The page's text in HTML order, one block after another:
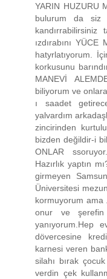
YARIN HUZURU
bulurum da siz
kandırrabilirsiniz
ızdırabını
hatyrlatıyorum.
korkusunu
MANEVİ
biliyorum ve
ı saadet
yalvardım
zincirinden
bizden değildir-i
ONLAR
Hazırlık yaptın
girmeyen
Üniversitesi
kormuyorum ama
onur ve şerefin
yanıyorum.Hep
dövercesine
karnesi veren
silahı bırak
verdin çek